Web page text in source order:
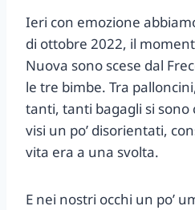
Ieri con emozione
di ottobre 2022, il
Nuova sono scese dal
le tre bimbe. Tra
tanti, tanti bagagli si
visi un po’ disorientati,
vita era a una svolta.
E nei nostri occhi un po’